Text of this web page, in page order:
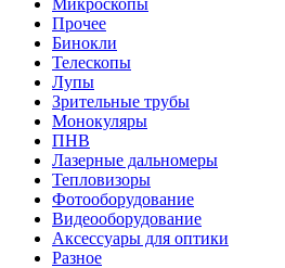
Микроскопы
Прочее
Бинокли
Телескопы
Лупы
Зрительные трубы
Монокуляры
ПНВ
Лазерные дальномеры
Тепловизоры
Фотооборудование
Видеооборудование
Аксессуары для оптики
Разное